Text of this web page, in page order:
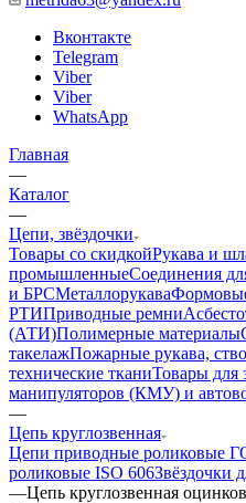
Вконтакте
Telegram
Viber
Viber
WhatsApp
Главная
—
Каталог
—
Цепи, звёздочки
Товары со скидкойРукава и
промышленныеСоединения
и БРСМеталлорукава
РТИПриводные ремни
(АТИ)Полимерные материалы
такелажПожарные рукава,
технические тканиТовары для
манипуляторов (КМУ) и
—
Цепь круглозвенная
Цепи приводные роликовые
роликовые ISO 606Звёздочки
—Цепь круглозвенная